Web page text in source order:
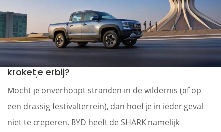
kroketje erbij?
Mocht je onverhoopt stranden in de wildernis (of op
een drassig festivalterrein), dan hoef je in ieder geval
niet te creperen. BYD heeft de SHARK namelijk